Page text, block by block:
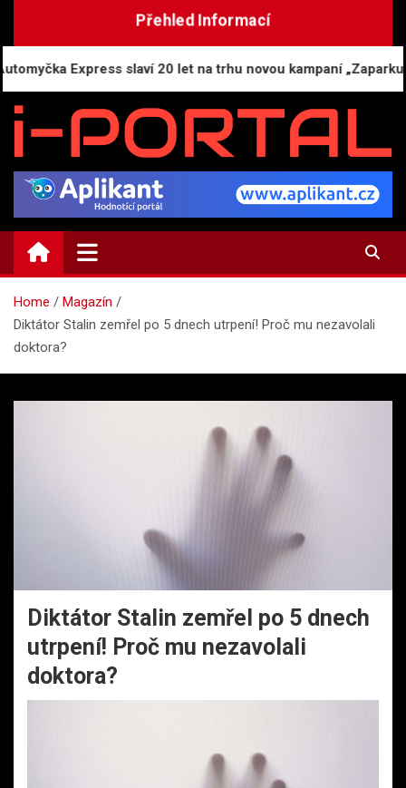
Přehled Informací
Express slaví 20 let na trhu novou kampaní „Zaparkuj
i-PORTAL.CZ
Public relations | Informační portál
Home
Magazín
Diktátor Stalin zemřel po 5 dnech utrpení! Proč mu nezavolali
doktora?
Diktátor Stalin zemřel po 5 dnech
utrpení! Proč mu nezavolali
doktora?